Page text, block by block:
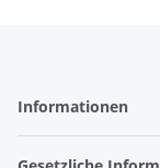
Informationen